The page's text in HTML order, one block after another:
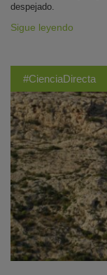
despejado.
Sigue leyendo
#CienciaDirecta